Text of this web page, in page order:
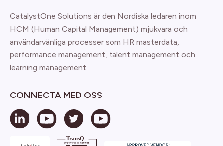
CatalystOne Solutions är den Nordiska ledaren inom
HCM (Human Capital Management) mjukvara och
användarvänliga processer som HR masterdata,
performance management, talent management och
learning management.
CONNECTA MED OSS